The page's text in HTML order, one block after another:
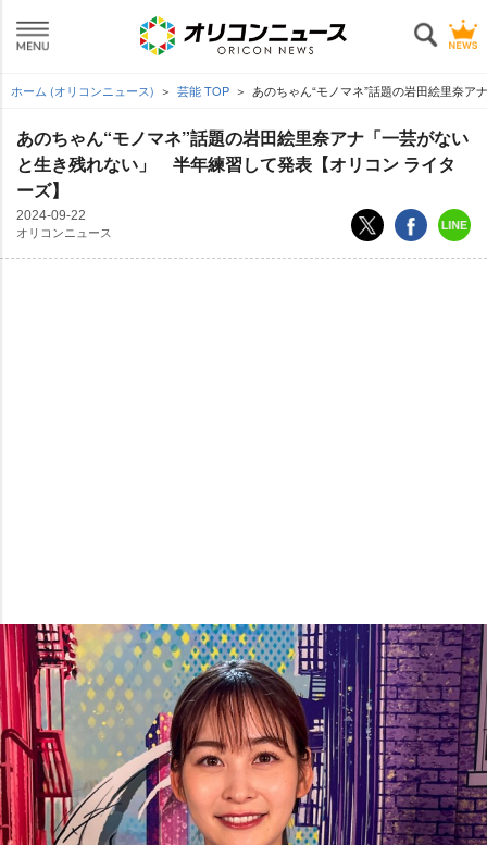
ホーム (オリコンニュース) 芸能 TOP あのちゃん“モノマネ”話題の岩田絵里奈
あのちゃん“モノマネ”話題の岩田絵里奈アナ「一芸がない
と生き残れない」 半年練習して発表【オリコン ライタ
ーズ】
2024-09-22
オリコンニュース